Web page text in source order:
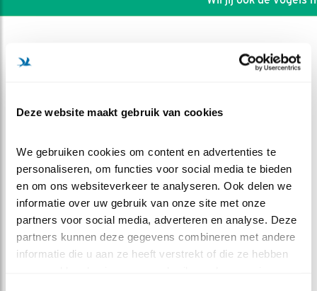
Deze website maakt gebruik van cookies
We gebruiken cookies om content en advertenties te
personaliseren, om functies voor social media te bieden
en om ons websiteverkeer te analyseren. Ook delen we
informatie over uw gebruik van onze site met onze
partners voor social media, adverteren en analyse. Deze
partners kunnen deze gegevens combineren met andere
informatie die u aan ze heeft verstrekt of die ze hebben
DEEL DIT FILMPJE